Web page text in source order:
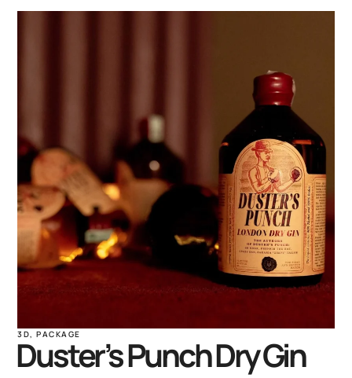
3D,PACKAGE
Duster’s Punch Dry Gin